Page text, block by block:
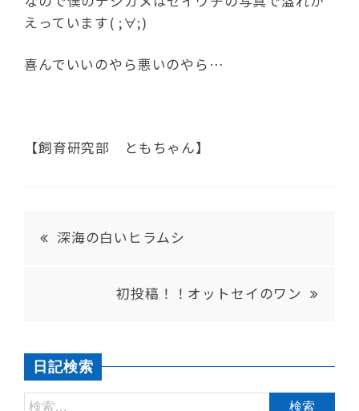
えっています( ;∀;)
喜んでいいのやら悪いのやら…
【飼育研究部 ともちゃん】
深海の白いヒラムシ
初投稿！！オットセイのワン
日記検索